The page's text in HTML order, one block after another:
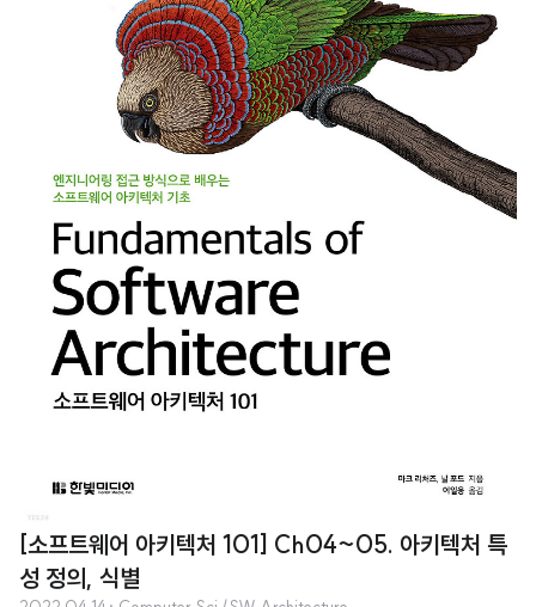
[소프트웨어 아키텍처 101] Ch04~05. 아키텍처 특
성 정의, 식별